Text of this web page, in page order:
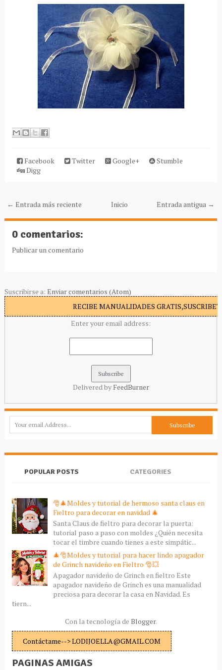
Facebook Twitter Google+
Stumble
Digg
← Entrada más reciente Entrada antigua →
Inicio
0 comentarios:
Publicar un comentario
Suscribirse a: Enviar comentarios (Atom)
RECIBE MANUALIDADES
Enter your email address:
Delivered by FeedBurner
POPULAR POSTS CATEGORIES
🎅🎄Moldes y tutorial de hermoso santa claus en
Fieltro para decorar en navidad 🎄
Santa Claus de fieltro para decorar la puerta:
tutorial paso a paso con moldes ¿Quién necesita
tocar el timbre cuando tienes a este simpátic...
🎄🎅Moldes y tutorial para hacer lindo apagador
de Grinch navideño en Fieltro 🎅💥
Apagador navideño de Grinch en fieltro Este
apagador navideño de Grinch es una manualidad
preciosa para decorar la casa en Navidad. Es
tiern...
Con la tecnología de Blogger.
Contáctame--> LODIJOELLA@GMAIL.COM
PAGINAS AMIGAS